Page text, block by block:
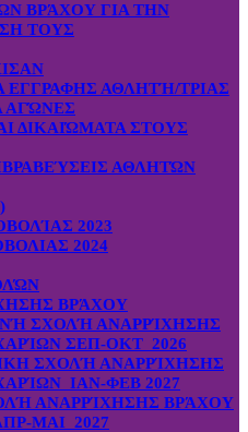
ΒΡΆΧΟΥ ΓΙΑ ΤΗΝ
ΤΟΥΣ
ΕΓΓΡΑΦΗΣ ΑΘΛΗΤΉ/ΤΡΙΑΣ
ΑΓΏΝΕΣ
ΔΙΚΑΙΏΜΑΤΑ ΣΤΟΥΣ
ΑΘΛΗΤΏΝ
2023
2024
ΒΡΆΧΟΥ
ΣΧΟΛΉ ΑΝΑΡΡΊΧΗΣΗΣ
ΣΕΠ-ΟΚΤ 2026
ΣΧΟΛΉ ΑΝΑΡΡΊΧΗΣΗΣ
ΙΑΝ-ΦΕΒ 2027
ΑΝΑΡΡΊΧΗΣΗΣ ΒΡΆΧΟΥ
ΜΑΙ 2027